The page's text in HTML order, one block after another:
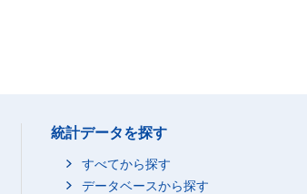
統計データを探す
すべてから探す
データベースから探す